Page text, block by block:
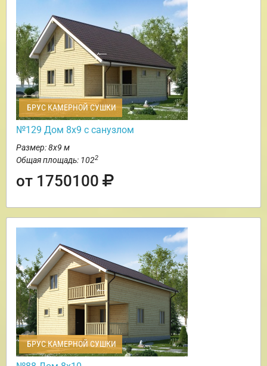
БРУС КАМЕРНОЙ СУШКИ
№129 Дом 8х9 с санузлом
Размер: 8х9 м
Общая площадь: 1022
от 1750100
БРУС КАМЕРНОЙ СУШКИ